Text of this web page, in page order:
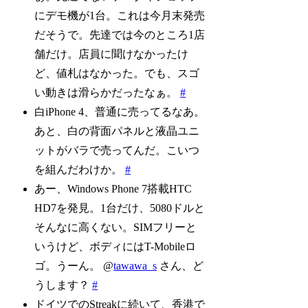
にデモ機が1台。これは今月末発売
だそうで。先達では今のところ1店
舗だけ。店員に聞けなかったけ
ど、値札はなかった。でも、スゴ
い動きは滑らかだったなぁ。#
白iPhone 4、普通に売ってるなあ。
あと、白の背面パネルと液晶ユニ
ットがバラで売ってんだ。こいつ
を組んだわけか。#
あー、Windows Phone 7搭載HTC
HD7を発見。1台だけ、5080ドルと
そんなに高くない。SIMフリーと
いうけど、ボディにはT-Mobileロ
ゴ。うーん。 @tawawa_s さん、ど
うします？#
ドイツでのStreakに続いて、香港で